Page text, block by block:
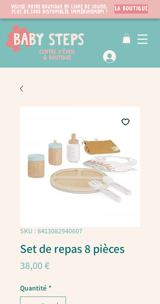
Visitez notre boutique en ligne de jouets.
PLUS de 3000 disponibles immédiatement !
LA BOUTIQUE
SKU : 8413082940607
Set de repas 8 pièces
38,00 €Prix
Quantité *